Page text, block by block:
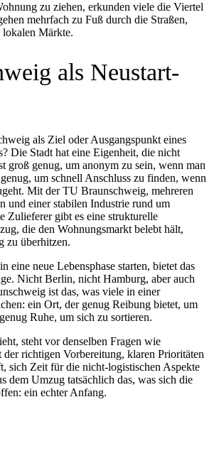
zu ziehen, erkunden viele die Viertel
mehrfach zu Fuß durch die Straßen,
lokalen Märkte.
als Neustart-
als Ziel oder Ausgangspunkt eines
Die Stadt hat eine Eigenheit, die nicht
groß genug, um anonym zu sein, wenn man
um schnell Anschluss zu finden, wenn
Mit der TU Braunschweig, mehreren
und einer stabilen Industrie rund um
Zulieferer gibt es eine strukturelle
die den Wohnungsmarkt belebt hält,
zu überhitzen.
eine neue Lebensphase starten, bietet das
Nicht Berlin, nicht Hamburg, aber auch
ist das, was viele in einer
ein Ort, der genug Reibung bietet, um
Ruhe, um sich zu sortieren.
steht vor denselben Fragen wie
richtigen Vorbereitung, klaren Prioritäten
sich Zeit für die nicht-logistischen Aspekte
dem Umzug tatsächlich das, was sich die
ein echter Anfang.